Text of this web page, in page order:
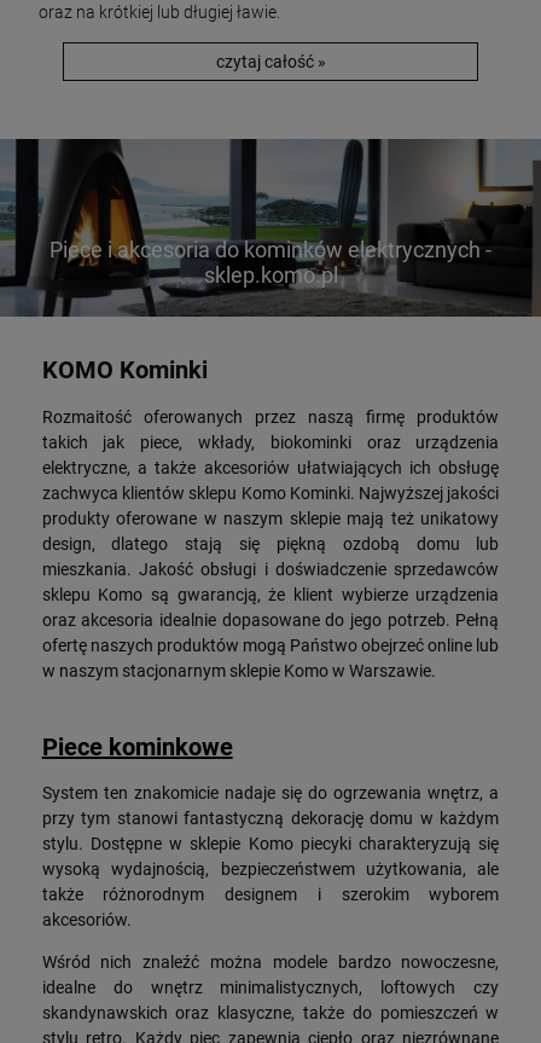
oraz na krótkiej lub długiej ławie.
czytaj całość »
Piece i akcesoria do kominków elektrycznych -
sklep.komo.pl
KOMO Kominki
Rozmaitość oferowanych przez naszą firmę produktów
takich jak piece, wkłady, biokominki oraz urządzenia
elektryczne, a także akcesoriów ułatwiających ich obsługę
zachwyca klientów sklepu Komo Kominki. Najwyższej jakości
produkty oferowane w naszym sklepie mają też unikatowy
design, dlatego stają się piękną ozdobą domu lub
mieszkania. Jakość obsługi i doświadczenie sprzedawców
sklepu Komo są gwarancją, że klient wybierze urządzenia
oraz akcesoria idealnie dopasowane do jego potrzeb. Pełną
ofertę naszych produktów mogą Państwo obejrzeć online lub
w naszym stacjonarnym sklepie Komo w Warszawie.
Piece kominkowe
System ten znakomicie nadaje się do ogrzewania wnętrz, a
przy tym stanowi fantastyczną dekorację domu w każdym
stylu. Dostępne w sklepie Komo piecyki charakteryzują się
wysoką wydajnością, bezpieczeństwem użytkowania, ale
także różnorodnym designem i szerokim wyborem
akcesoriów.
Wśród nich znaleźć można modele bardzo nowoczesne,
idealne do wnętrz minimalistycznych, loftowych czy
skandynawskich oraz klasyczne, także do pomieszczeń w
stylu retro. Każdy piec zapewnia ciepło oraz niezrównane